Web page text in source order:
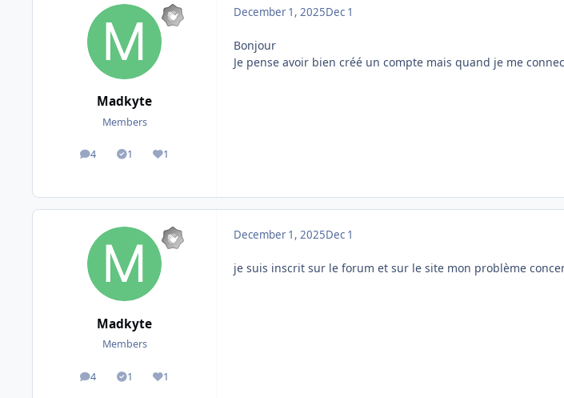
Madkyte
Members
4
posts 1
Solutions
1
Reputation
December 1, 2025Dec 1
Bonjour
Je pense avoir bien créé un compte mais quand je me
Madkyte
Members
4
posts 1
Solutions
1
Reputation
December 1, 2025Dec 1
je suis inscrit sur le forum et sur le site mon problème